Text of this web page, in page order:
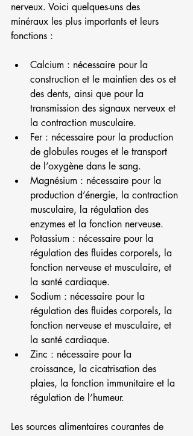
nerveux. Voici quelques-uns des
minéraux les plus importants et leurs
fonctions :
Calcium : nécessaire pour la
construction et le maintien des os et
des dents, ainsi que pour la
transmission des signaux nerveux et
la contraction musculaire.
Fer : nécessaire pour la production
de globules rouges et le transport
de l’oxygène dans le sang.
Magnésium : nécessaire pour la
production d’énergie, la contraction
musculaire, la régulation des
enzymes et la fonction nerveuse.
Potassium : nécessaire pour la
régulation des fluides corporels, la
fonction nerveuse et musculaire, et
la santé cardiaque.
Sodium : nécessaire pour la
régulation des fluides corporels, la
fonction nerveuse et musculaire, et
la santé cardiaque.
Zinc : nécessaire pour la
croissance, la cicatrisation des
plaies, la fonction immunitaire et la
régulation de l’humeur.
Les sources alimentaires courantes de